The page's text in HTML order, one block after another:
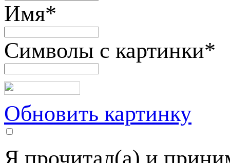
Имя*
Символы с картинки*
Обновить картинку